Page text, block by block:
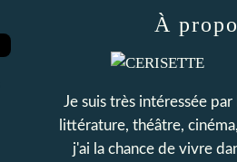
À
Je suis très intéressée
littérature, théâtre,
j'ai la chance de vivre